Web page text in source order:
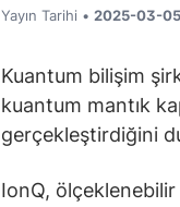
Yayın Tarihi • 2025-03-05
Kuantum bilişim
kuantum mantık
gerçekleştirdiğini
IonQ, ölçeklenebilir